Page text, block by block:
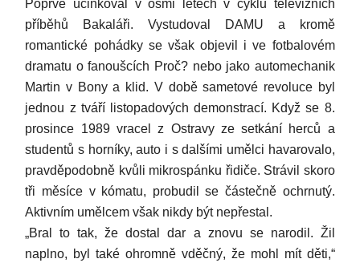
Poprvé účinkoval v osmi letech v cyklu televizních
příběhů Bakaláři. Vystudoval DAMU a kromě
romantické pohádky se však objevil i ve fotbalovém
dramatu o fanoušcích Proč? nebo jako automechanik
Martin v Bony a klid. V době sametové revoluce byl
jednou z tváří listopadových demonstrací. Když se 8.
prosince 1989 vracel z Ostravy ze setkání herců a
studentů s horníky, auto i s dalšími umělci havarovalo,
pravděpodobně kvůli mikrospánku řidiče. Strávil skoro
tři měsíce v kómatu, probudil se částečně ochrnutý.
Aktivním umělcem však nikdy být nepřestal.
„Bral to tak, že dostal dar a znovu se narodil. Žil
naplno, byl také ohromně vděčný, že mohl mít děti,“